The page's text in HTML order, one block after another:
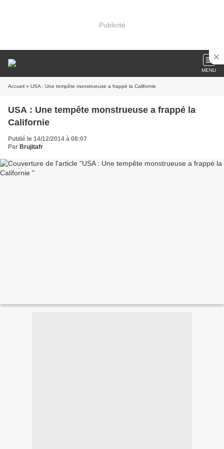
Publicité
MENU
Accueil » USA : Une tempête monstrueuse a frappé la Californie
USA : Une tempête monstrueuse a frappé la
Californie
Publié le 14/12/2014 à 08:07
Par Brujitafr